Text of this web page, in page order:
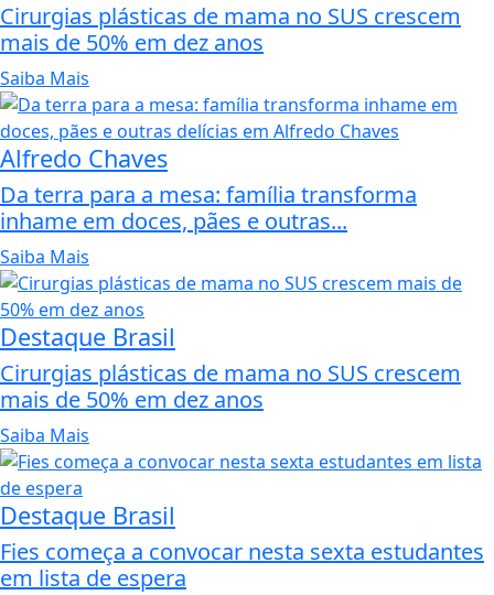
Cirurgias plásticas de mama no SUS crescem
mais de 50% em dez anos
Saiba Mais
Alfredo Chaves
Da terra para a mesa: família transforma
inhame em doces, pães e outras...
Saiba Mais
Destaque Brasil
Cirurgias plásticas de mama no SUS crescem
mais de 50% em dez anos
Saiba Mais
Destaque Brasil
Fies começa a convocar nesta sexta estudantes
em lista de espera